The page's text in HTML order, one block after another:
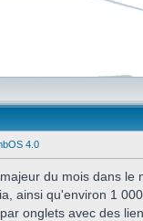
4.0
du mois dans le
ainsi qu'environ 1
onglets avec des